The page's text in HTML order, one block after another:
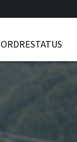
ORDRESTATUS